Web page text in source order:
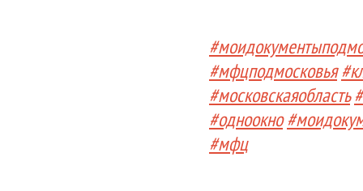
#мфцподмосковья
#московскаяобласть
#одноокно
#мфц